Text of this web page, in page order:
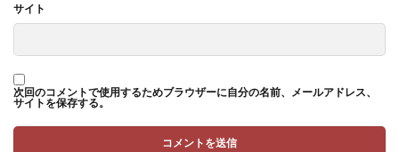
サイト
次回のコメントで使用するためブラウザーに自分の名前、メールアドレス、
サイトを保存する。